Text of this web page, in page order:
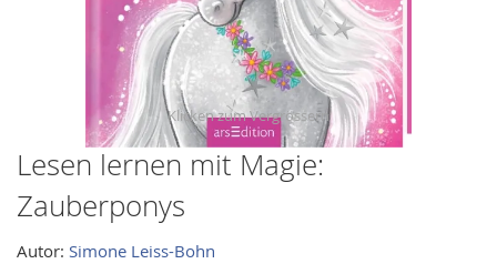
Lesen lernen mit Magie:
Zauberponys
Autor: Simone Leiss-Bohn
Skip
the